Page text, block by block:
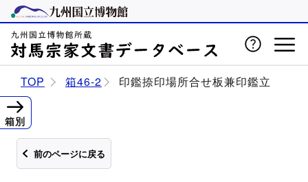
TOP 箱46-2 印鑑捺印場所合せ板兼印鑑立
前のページに戻る
箱別